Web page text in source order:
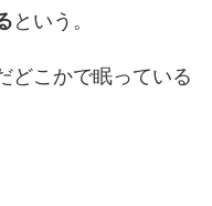
という。
どこかで眠っている